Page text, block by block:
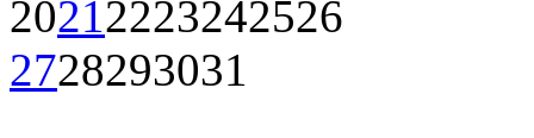
20212223242526
2728293031